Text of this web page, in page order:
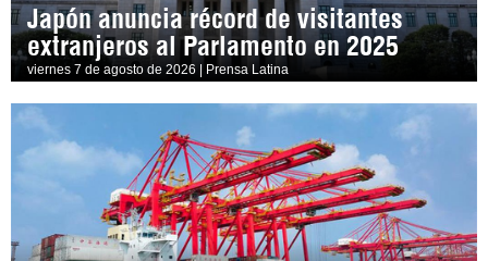
Japón anuncia récord de visitantes
extranjeros al Parlamento en 2025
viernes 7 de agosto de 2026 | Prensa Latina